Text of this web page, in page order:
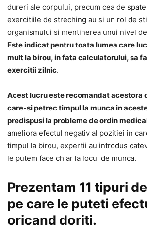
dureri ale corpului, precum cea de
exercitiile de streching au si un rol de
organismului si mentinerea unui nivel
Este indicat pentru toata lumea care
mult la birou, in fata calculatorului, sa
exercitii zilnic.
Acest lucru este recomandat acestora
care-si petrec timpul la munca in
predispusi la probleme de ordin
ameliora efectul negativ al pozitiei in
timpul la birou, expertii au introdus
le putem face chiar la locul de munca.
Prezentam 11 tipuri
pe care le puteti
oricand doriti.